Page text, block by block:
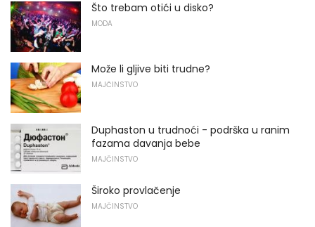
Što trebam otići u disko?
MODA
Može li gljive biti trudne?
MAJČINSTVO
Duphaston u trudnoći - podrška u ranim
fazama davanja bebe
MAJČINSTVO
Široko provlačenje
MAJČINSTVO